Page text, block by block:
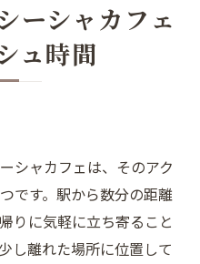
ーシャカフェ
ュ時間
シャカフェは、そのアク
です。駅から数分の距離
りに気軽に立ち寄ること
し離れた場所に位置して